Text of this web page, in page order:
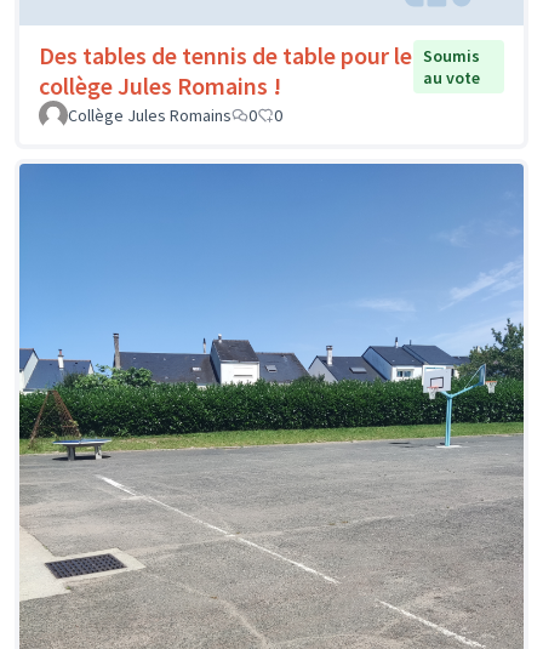
Des tables de tennis de table pour le
collège Jules Romains !
Soumis
au vote
Collège Jules Romains
0 0